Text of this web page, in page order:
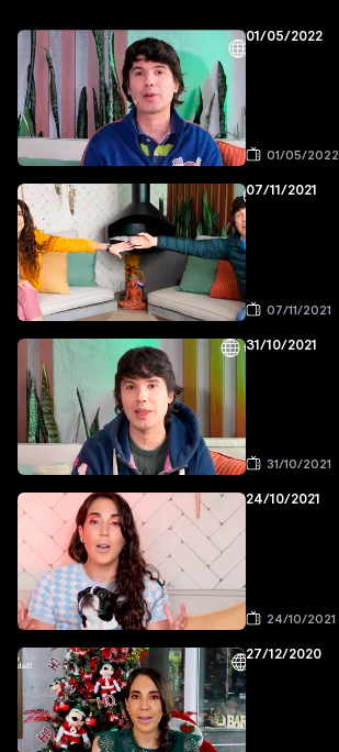
01/05/2022
01/05/2022
07/11/2021
07/11/2021
31/10/2021
31/10/2021
24/10/2021
24/10/2021
27/12/2020